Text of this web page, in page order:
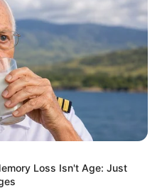
Loss Isn't Age: Just